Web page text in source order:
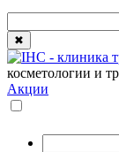
✖
косметологии и
Акции